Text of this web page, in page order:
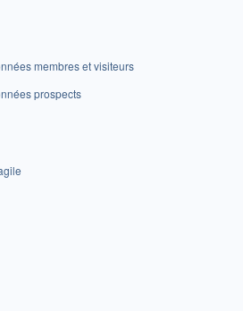
membres et visiteurs
prospects